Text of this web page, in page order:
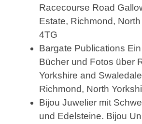
Racecourse Road
Estate, Richmond,
4TG
Bargate Publications
Bücher und Fotos über
Yorkshire and
Richmond, North
Bijou Juwelier mit
und Edelsteine. Bijou